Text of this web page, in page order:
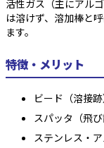
活性ガス（主にアル
は溶けず、溶加棒と
ます。
特徴・メリット
ビード（溶接
スパッタ（飛
ステンレス・